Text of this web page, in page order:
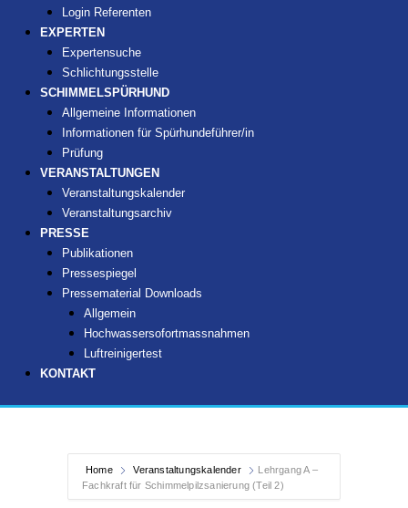
Login Referenten
EXPERTEN
Expertensuche
Schlichtungsstelle
SCHIMMELSPÜRHUND
Allgemeine Informationen
Informationen für Spürhundeführer/in
Prüfung
VERANSTALTUNGEN
Veranstaltungskalender
Veranstaltungsarchiv
PRESSE
Publikationen
Pressespiegel
Pressematerial Downloads
Allgemein
Hochwassersofortmassnahmen
Luftreinigertest
KONTAKT
Home Veranstaltungskalender
Lehrgang A –
Fachkraft für Schimmelpilzsanierung (Teil 2)